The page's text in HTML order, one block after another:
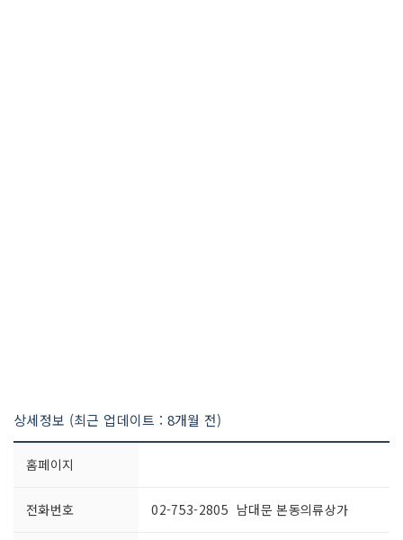
상세정보 (최근 업데이트 : 8개월 전)
홈페이지
전화번호 02-753-2805 남대문 본동의류상가